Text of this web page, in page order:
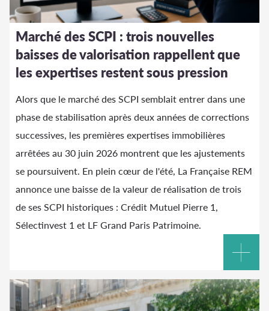
Marché des SCPI : trois nouvelles
baisses de valorisation rappellent que
les expertises restent sous pression
Alors que le marché des SCPI semblait entrer dans une
phase de stabilisation après deux années de corrections
successives, les premières expertises immobilières
arrêtées au 30 juin 2026 montrent que les ajustements
se poursuivent. En plein cœur de l'été, La Française REM
annonce une baisse de la valeur de réalisation de trois
de ses SCPI historiques : Crédit Mutuel Pierre 1,
Sélectinvest 1 et LF Grand Paris Patrimoine.